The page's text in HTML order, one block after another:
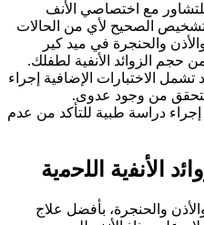
مع اختصاصي الأنف
الصحيح لأي من الحالات
والحنجرة في ميد كير
حجم الزوائد الأنفية لطفلك.
الاختبارات الإضافية إجراء
من وجود عدوى.
دراسة طبية للتأكد من عدم
اﻷﻧﻔﯾﺔ اﻟﻠﺣﻣﯾﺔ
والحنجرة، بأفضل علاج